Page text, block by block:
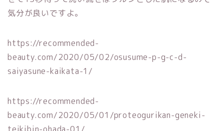
気分が良いですよ。
https://recommended-
beauty.com/2020/05/02/osusume-p-g-c-d-
saiyasune-kaikata-1/
https://recommended-
beauty.com/2020/05/01/proteogurikan-geneki-